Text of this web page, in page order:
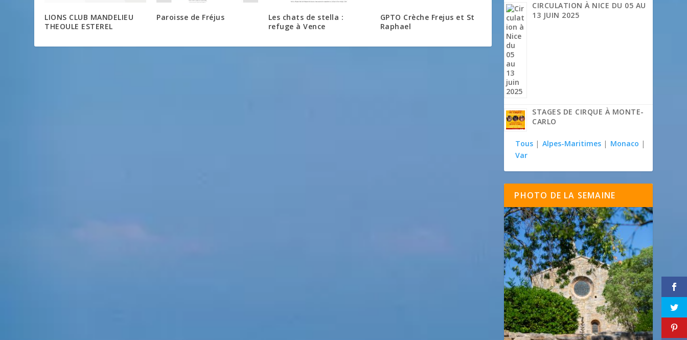
LIONS CLUB MANDELIEU
THEOULE ESTEREL
Paroisse de Fréjus
Les chats de stella :
refuge à Vence
GPTO Crèche Frejus et St
Raphael
CIRCULATION À NICE DU 05 AU
13 JUIN 2025
STAGES DE CIRQUE À MONTE-
CARLO
Tous | Alpes-Maritimes | Monaco |
Var
PHOTO DE LA SEMAINE